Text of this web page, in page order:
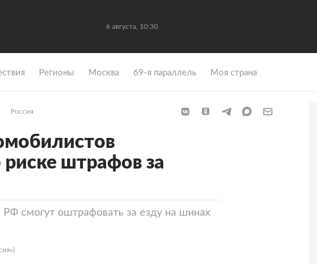
6 августа, 10:30
Регионы Москва 69-я параллель Моя страна
Россия
штрафов за
РФ смогут оштрафовать за езду на шинах